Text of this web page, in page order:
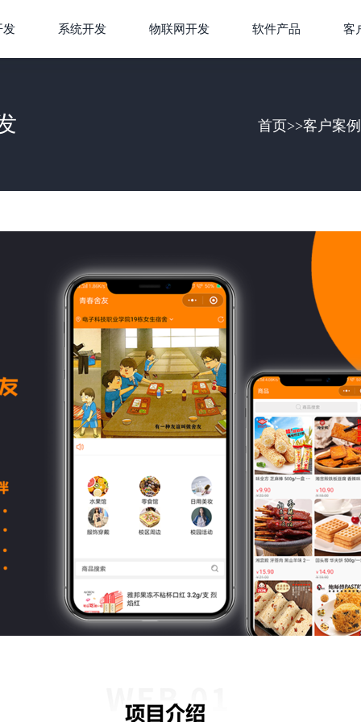
发 系统开发 物联网开发 软件产品 客
首页>>客户案例